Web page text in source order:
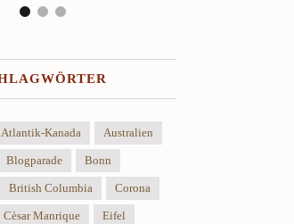
Atlantik-Kanada Australien
Blogparade Bonn
British Columbia Corona
Cèsar Manrique Eifel